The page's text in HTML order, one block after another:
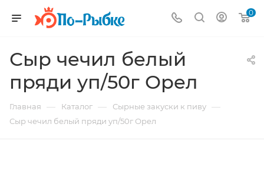
0
Сыр чечил белый
пряди уп/50г Орел
Главная — Каталог — Сырные закуски к пиву —
Сыр чечил белый пряди уп/50г Орел